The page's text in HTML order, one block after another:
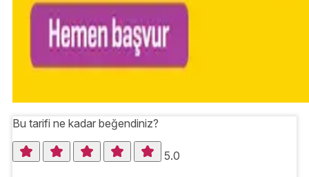
Bu tarifi ne kadar beğendiniz?
5.0